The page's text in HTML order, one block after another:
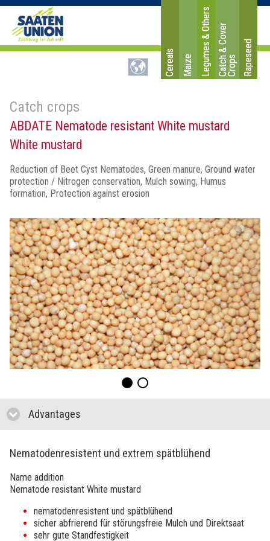
Cereals Maize Legumes & OthersC
a
t
ch
&
C
o
v
e
r
C
r
o
ps Rapeseed
Catch crops
ABDATE Nematode resistant White mustard
White mustard
Reduction of Beet Cyst Nematodes, Green manure, Ground water
protection / Nitrogen conservation, Mulch sowing, Humus
formation, Protection against erosion
Advantages
Nematodenresistent und extrem spätblühend
Name addition
Nematode resistant White mustard
nematodenresistent und spätblühend
sicher abfrierend für störungsfreie Mulch und Direktsaat
sehr gute Standfestigkeit